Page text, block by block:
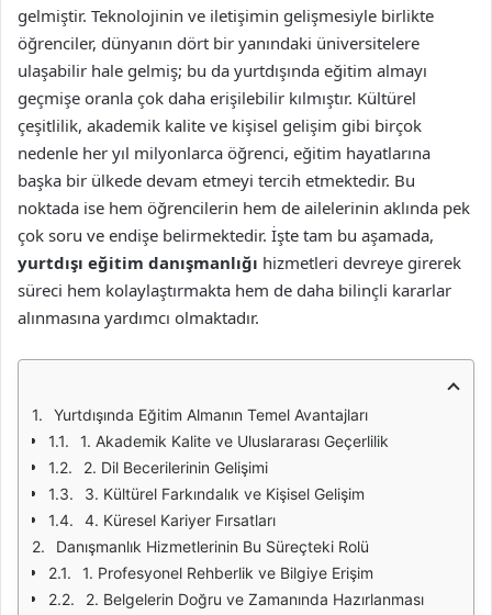
gelmiştir. Teknolojinin ve iletişimin gelişmesiyle birlikte
öğrenciler, dünyanın dört bir yanındaki üniversitelere
ulaşabilir hale gelmiş; bu da yurtdışında eğitim almayı
geçmişe oranla çok daha erişilebilir kılmıştır. Kültürel
çeşitlilik, akademik kalite ve kişisel gelişim gibi birçok
nedenle her yıl milyonlarca öğrenci, eğitim hayatlarına
başka bir ülkede devam etmeyi tercih etmektedir. Bu
noktada ise hem öğrencilerin hem de ailelerinin aklında pek
çok soru ve endişe belirmektedir. İşte tam bu aşamada,
yurtdışı eğitim danışmanlığı hizmetleri devreye girerek
süreci hem kolaylaştırmakta hem de daha bilinçli kararlar
alınmasına yardımcı olmaktadır.
Yurtdışında Eğitim Almanın Temel Avantajları
1. Akademik Kalite ve Uluslararası Geçerlilik
2. Dil Becerilerinin Gelişimi
3. Kültürel Farkındalık ve Kişisel Gelişim
4. Küresel Kariyer Fırsatları
Danışmanlık Hizmetlerinin Bu Süreçteki Rolü
1. Profesyonel Rehberlik ve Bilgiye Erişim
2. Belgelerin Doğru ve Zamanında Hazırlanması